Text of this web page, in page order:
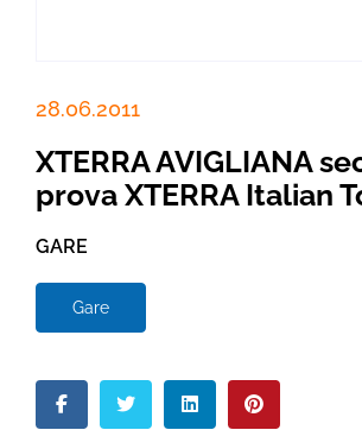
28.06.2011
XTERRA AVIGLIANA
prova XTERRA Italian
GARE
Gare